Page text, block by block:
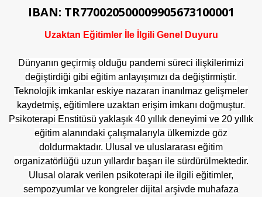
IBAN: TR770020500009905673100001
Uzaktan Eğitimler İle İlgili Genel Duyuru
Dünyanın geçirmiş olduğu pandemi süreci ilişkilerimizi
değiştirdiği gibi eğitim anlayışımızı da değiştirmiştir.
Teknolojik imkanlar eskiye nazaran inanılmaz gelişmeler
kaydetmiş, eğitimlere uzaktan erişim imkanı doğmuştur.
Psikoterapi Enstitüsü yaklaşık 40 yıllık deneyimi ve 20 yıllık
eğitim alanındaki çalışmalarıyla ülkemizde göz
doldurmaktadır. Ulusal ve uluslararası eğitim
organizatörlüğü uzun yıllardır başarı ile sürdürülmektedir.
Ulusal olarak verilen psikoterapi ile ilgili eğitimler,
sempozyumlar ve kongreler dijital arşivde muhafaza